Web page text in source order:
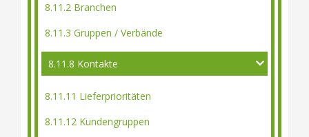
8.11.2 Branchen
8.11.3 Gruppen / Verbände
8.11.8 Kontakte
8.11.11 Lieferprioritäten
8.11.12 Kundengruppen